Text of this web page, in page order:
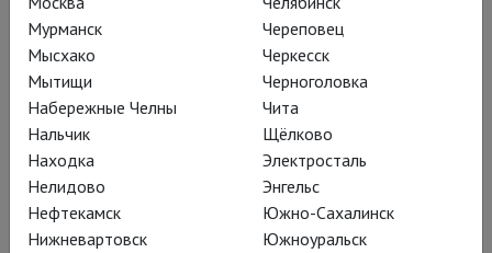
TheatreHD рад разделить с нашими зрителями
хорошее настроение, прекрасные голоса и
любопытнейшие постановки этого чудесного
итальянского фестиваля.
Мурманск
Мысхако
Мытищи
Набережные Челны
Нальчик
Находка
Нелидово
Нефтекамск
Нижневартовск
Череповец
Черкесск
Черноголовка
Чита
Щёлково
Электросталь
Энгельс
Южно-Сахалинск
Южноуральск